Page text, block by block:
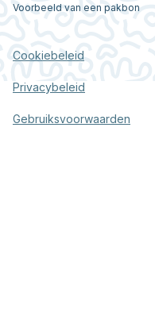
Voorbeeld van een pakbon
Cookiebeleid
Privacybeleid
Gebruiksvoorwaarden